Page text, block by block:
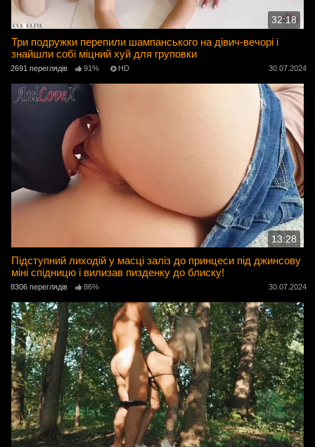
32:18
Три подружки перепили шампанського на дівич-вечорі і
знайшли собі міцний хуй для груповки
2691 переглядів 91% HD 30.07.2024
13:28
Підступний лиходій у масці заліз до принцеси під джинсову
міні спідницю і вилизав пизденку до блиску!
8306 переглядів 86% 30.07.2024